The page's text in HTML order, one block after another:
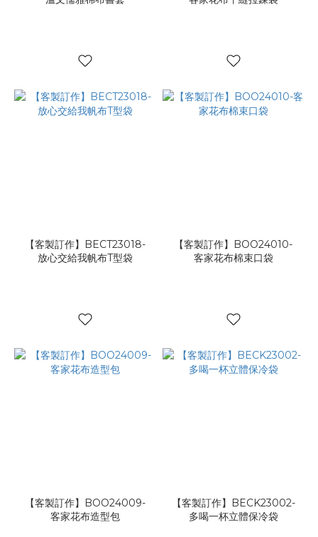
【客製訂作】BECT23018-
放心交給我帆布T型袋
【客製訂作】BOO24010-
客家花布棉束口袋
【客製訂作】BOO24009-
客家花布造型包
【客製訂作】BECK23002-
多喝一杯立體保冷袋